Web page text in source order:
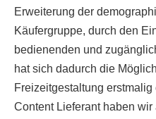
Erweiterung der
Käufergruppe, durch den
bedienenden und
hat sich dadurch die
Freizeitgestaltung erstmalig
Content Lieferant haben